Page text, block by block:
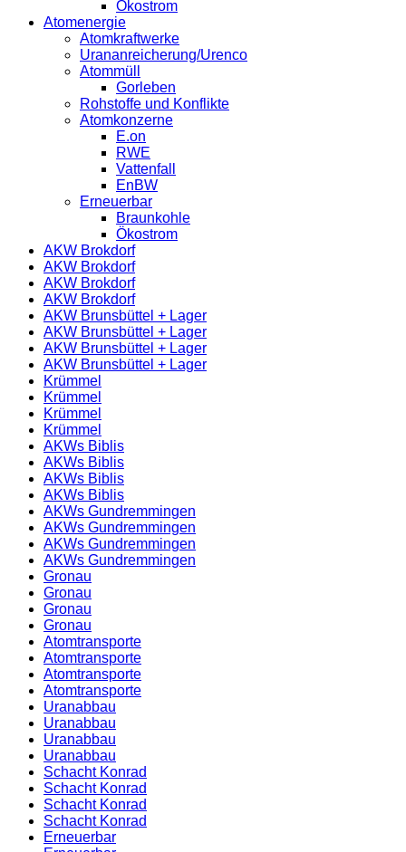
Ökostrom
Atomenergie
Atomkraftwerke
Urananreicherung/Urenco
Atommüll
Gorleben
Rohstoffe und Konflikte
Atomkonzerne
E.on
RWE
Vattenfall
EnBW
Erneuerbar
Braunkohle
Ökostrom
AKW Brokdorf
AKW Brokdorf
AKW Brokdorf
AKW Brokdorf
AKW Brunsbüttel + Lager
AKW Brunsbüttel + Lager
AKW Brunsbüttel + Lager
AKW Brunsbüttel + Lager
Krümmel
Krümmel
Krümmel
Krümmel
AKWs Biblis
AKWs Biblis
AKWs Biblis
AKWs Biblis
AKWs Gundremmingen
AKWs Gundremmingen
AKWs Gundremmingen
AKWs Gundremmingen
Gronau
Gronau
Gronau
Gronau
Atomtransporte
Atomtransporte
Atomtransporte
Atomtransporte
Uranabbau
Uranabbau
Uranabbau
Uranabbau
Schacht Konrad
Schacht Konrad
Schacht Konrad
Schacht Konrad
Erneuerbar